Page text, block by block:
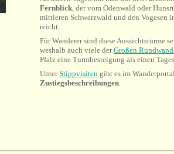
Fernblick, der vom Odenwald oder
mittleren Schwarzwald und den Vogesen
reicht.
Für Wanderer sind diese Aussichtstürme
weshalb auch viele derGroßen
Pfalz eine Turmbesteigung als einen
UnterStippvisiten gibt es im
Zustiegsbeschreibungen.